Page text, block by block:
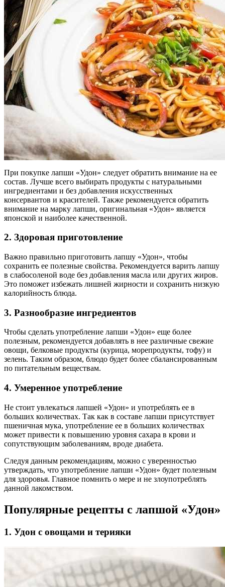
При покупке лапши «Удон» следует обратить внимание на ее
состав. Лучше всего выбирать продукты с натуральными
ингредиентами и без добавления искусственных
консервантов и красителей. Также рекомендуется обратить
внимание на марку лапши, оригинальная «Удон» является
японской и наиболее качественной.
2. Здоровая приготовление
Важно правильно приготовить лапшу «Удон», чтобы
сохранить ее полезные свойства. Рекомендуется варить лапшу
в слабосоленой воде без добавления масла или других жиров.
Это поможет избежать лишней жирности и сохранить низкую
калорийность блюда.
3. Разнообразие ингредиентов
Чтобы сделать употребление лапши «Удон» еще более
полезным, рекомендуется добавлять в нее различные свежие
овощи, белковые продукты (курица, морепродукты, тофу) и
зелень. Таким образом, блюдо будет более сбалансированным
по питательным веществам.
4. Умеренное употребление
Не стоит увлекаться лапшей «Удон» и употреблять ее в
больших количествах. Так как в составе лапши присутствует
пшеничная мука, употребление ее в больших количествах
может привести к повышению уровня сахара в крови и
сопутствующим заболеваниям, вроде диабета.
Следуя данным рекомендациям, можно с уверенностью
утверждать, что употребление лапши «Удон» будет полезным
для здоровья. Главное помнить о мере и не злоупотреблять
данной лакомством.
Популярные рецепты с лапшой «Удон»
1. Удон с овощами и терияки